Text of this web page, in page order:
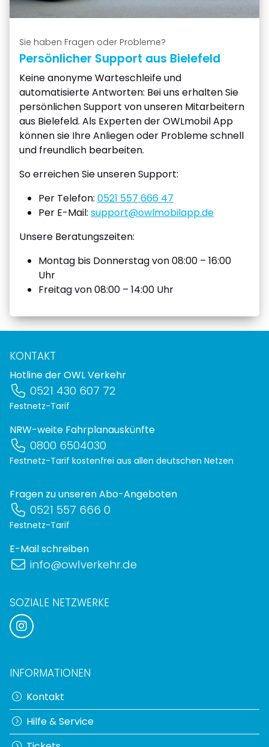
Sie haben Fragen oder Probleme?
Persönlicher Support aus Bielefeld
Keine anonyme Warteschleife und
automatisierte Antworten: Bei uns erhalten Sie
persönlichen Support von unseren Mitarbeitern
aus Bielefeld. Als Experten der OWLmobil App
können sie Ihre Anliegen oder Probleme schnell
und freundlich bearbeiten.
So erreichen Sie unseren Support:
Per Telefon: 0521 557 666 47
Per E-Mail: support@owlmobilapp.de
Unsere Beratungszeiten:
Montag bis Donnerstag von 08:00 – 16:00
Uhr
Freitag von 08:00 – 14:00 Uhr
KONTAKT
Hotline der OWL Verkehr
0521 430 607 72
Festnetz-Tarif
NRW-weite Fahrplanauskünfte
0800 6504030
Festnetz-Tarif kostenfrei aus allen deutschen Netzen
Fragen zu unseren Abo-Angeboten
0521 557 666 0
Festnetz-Tarif
E-Mail schreiben
info@owlverkehr.de
SOZIALE NETZWERKE
INFORMATIONEN
Kontakt
Hilfe & Service